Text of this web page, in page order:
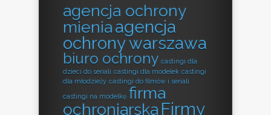
agencja ochrony
mieniaagencja
ochrony warszawa
biuro ochrony castingi dla
dzieci do seriali castingi dla modelek castingi
dla młodzieży castingi do filmów i seriali
castingi na modelkę firma
ochroniarska Firmy